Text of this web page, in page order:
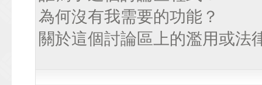
為何沒有我需要的功能？
關於這個討論區上的濫用或法